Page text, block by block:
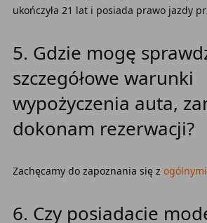
ukończyła 21 lat i posiada prawo jazdy
5. Gdzie mogę
szczegółowe warunki
wypożyczenia auta,
dokonam rezerwacji?
Zachęcamy do zapoznania się z
6. Czy posiadacie